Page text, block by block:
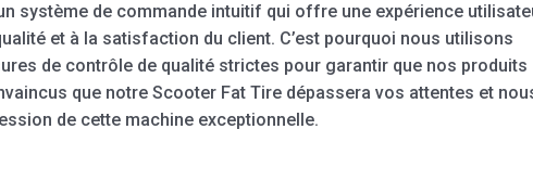
système de commande intuitif qui offre une expérience
et à la satisfaction du client. C’est pourquoi nous utilisons
de contrôle de qualité strictes pour garantir que nos produits
que notre Scooter Fat Tire dépassera vos attentes et
de cette machine exceptionnelle.